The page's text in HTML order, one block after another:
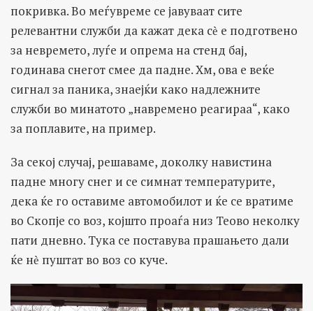
покривка. Во меѓувреме се јавуваат сите
релевантни служби да кажат дека сѐ е подготвено
за невремето, луѓе и опрема на стенд бај,
годинава снегот смее да падне. Хм, ова е веќе
сигнал за паника, знаејќи како надлежните
служби во минатото „навремено реагираа“, како
за поплавите, на пример.
За секој случај, решаваме, доколку навистина
падне многу снег и се симнат температурите,
дека ќе го оставиме автомобилот и ќе се вратиме
во Скопје со воз, којшто проаѓа низ Теово неколку
пати дневно. Тука се поставува прашањето дали
ќе нѐ пуштат во воз со куче.